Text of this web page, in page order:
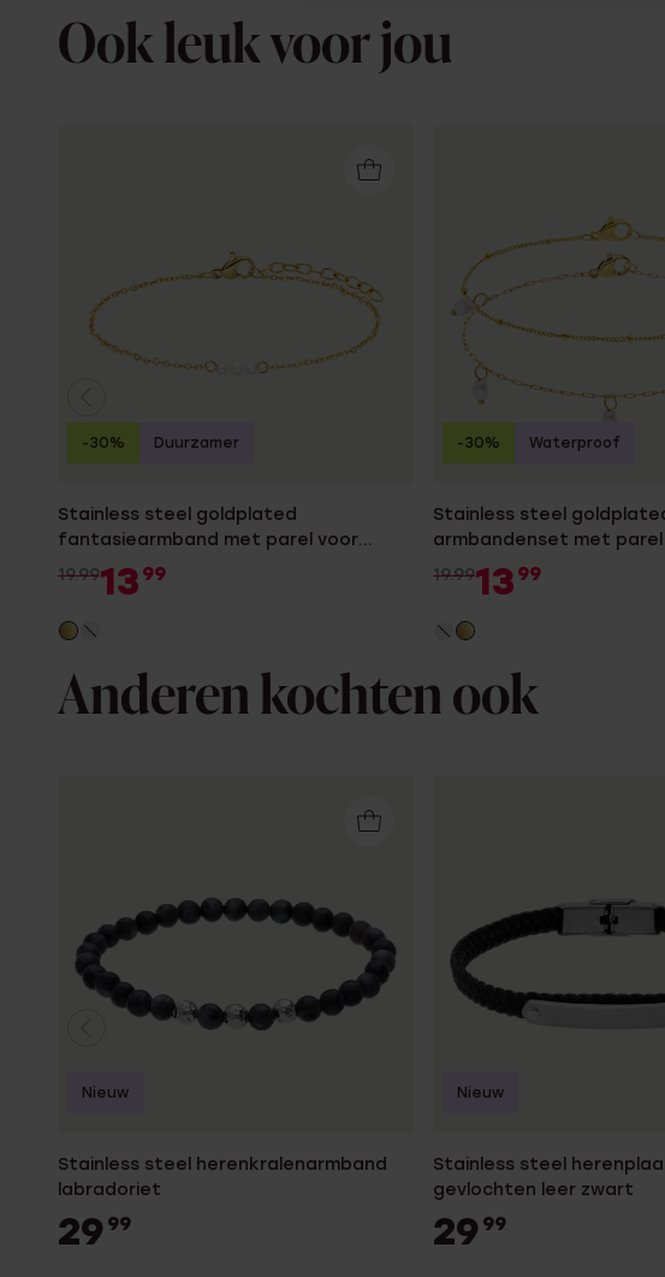
Ook leuk voor jou
Stainless steel goldplated
fantasiearmband met parel voor
dames
19.9913 99
-30% Duurzamer
Stainless steel
armbandenset met
19.9913 99
-30% Waterproof
Anderen kochten ook
Stainless steel herenkralenarmband
labradoriet
29 99
Nieuw
Stainless steel
gevlochten leer zwart
29 99
Nieuw